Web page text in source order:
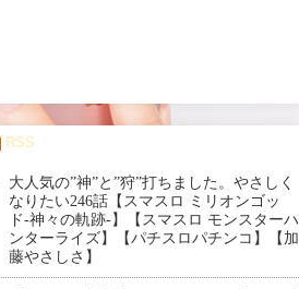
RSS
大人気の”神”と”狩”打ちました。やさしく
なりたい246話【スマスロ ミリオンゴッ
ド-神々の軌跡-】【スマスロ モンスターハ
ンターライズ】【パチスロパチンコ】【加
藤やさしさ】